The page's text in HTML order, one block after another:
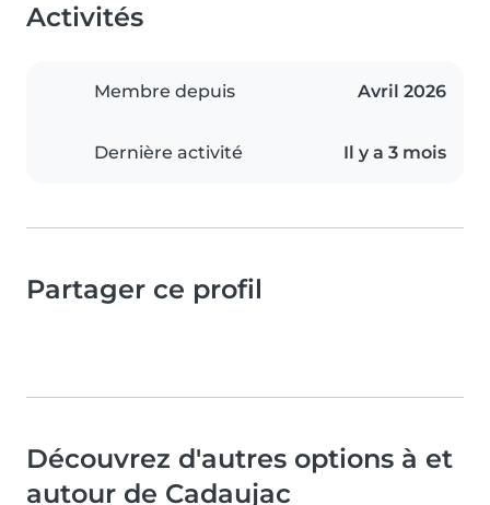
Activités
Membre depuis Avril 2026
Dernière activité Il y a 3 mois
Partager ce profil
Découvrez d'autres options à et
autour de Cadaujac